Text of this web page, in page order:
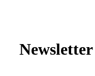
Newsletter